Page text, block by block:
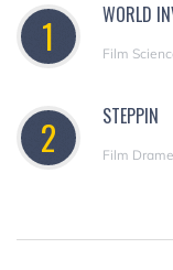
1 WORLD
Film
2 STEPPIN
Film